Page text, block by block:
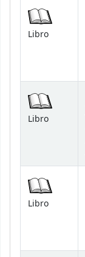
Libro
Libro
Libro